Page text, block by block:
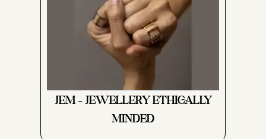
JEM – JEWELLERY ETHICALLY
MINDED